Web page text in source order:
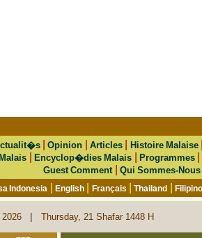
|Opinion Articles| Histoire Malaise
|Encyclop�dies Malais |Programmes
Guest Comment Qui Sommes-Nous
Indonesia |English Français |Thailand |
2026 | Thursday, 21 Shafar 1448 H